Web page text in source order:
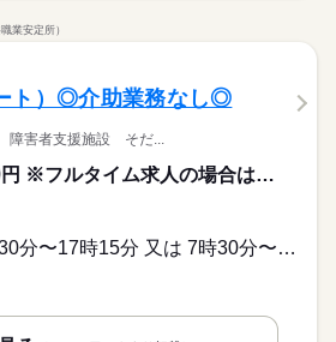
業安定所）
ト）◎介助業務なし◎
害者支援施設 そだ...
1,080円〜1,080円 ※フルタイム求人の場合は月額（換算額）、パート求人の場合は時間額を表示しています。
就業時間１ 8時30分〜17時15分 又は 7時30分〜17時15分の時間の間の6時間以上 就業時間に関する特記事項 （１）または、上記時間のうち、６～８時間で相談に応じます。